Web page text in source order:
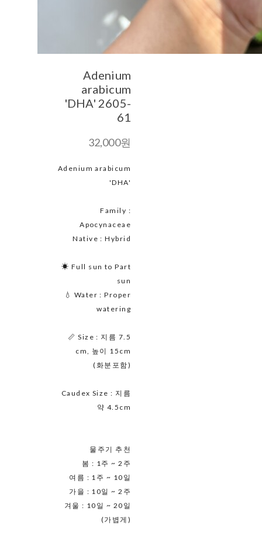
Adenium
arabicum
'DHA' 2605-
61
32,000원
Adenium arabicum
'DHA'
Family :
Apocynaceae
Native : Hybrid
☀ Full sun to Part
sun
💧 Water : Proper
watering
📏 Size : 지름 7.5
cm, 높이 15cm
(화분포함)
Caudex Size : 지름
약 4.5cm
물주기 추천
봄 : 1주 ~ 2주
여름 : 1주 ~ 10일
가을 : 10일 ~ 2주
겨울 : 10일 ~ 20일
(가볍게)